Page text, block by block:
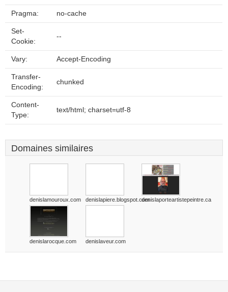
Pragma: no-cache
Set-
Cookie:
--
Vary: Accept-Encoding
Transfer-
Encoding:
chunked
Content-
Type:
text/html; charset=utf-8
Domaines similaires
denislamouroux.com denislapiere.blogspot.comdenislaporteartistepeintre.ca
denislarocque.com denislaveur.com